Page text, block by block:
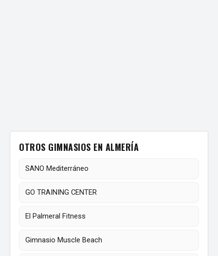
OTROS GIMNASIOS EN ALMERÍA
SANO Mediterráneo
GO TRAINING CENTER
El Palmeral Fitness
Gimnasio Muscle Beach